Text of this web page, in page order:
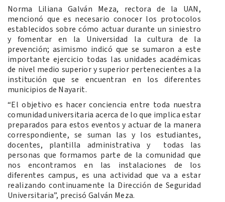
Norma Liliana Galván Meza, rectora de la UAN,
mencionó que es necesario conocer los protocolos
establecidos sobre cómo actuar durante un siniestro
y fomentar en la Universidad la cultura de la
prevención; asimismo indicó que se sumaron a este
importante ejercicio todas las unidades académicas
de nivel medio superior y superior pertenecientes a la
institución que se encuentran en los diferentes
municipios de Nayarit.
“El objetivo es hacer conciencia entre toda nuestra
comunidad universitaria acerca de lo que implica estar
preparados para estos eventos y actuar de la manera
correspondiente, se suman las y los estudiantes,
docentes, plantilla administrativa y todas las
personas que formamos parte de la comunidad que
nos encontramos en las instalaciones de los
diferentes campus, es una actividad que va a estar
realizando continuamente la Dirección de Seguridad
Universitaria”, precisó Galván Meza.